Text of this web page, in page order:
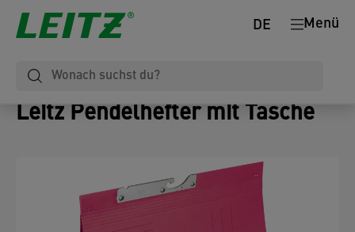
Menü
DE
Leitz Pendelhefter mit Tasche